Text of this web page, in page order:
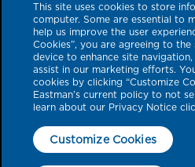
référencées dans le présent document
marques commerciales d'Eastman
This site uses cookies to store
computer. Some are essential to
help us improve the user
Cookies”, you are agreeing to
device to enhance site
assist in our marketing efforts.
cookies by clicking “Customize
Eastman’s current policy to not
learn about our Privacy Notice
Customize Cookies